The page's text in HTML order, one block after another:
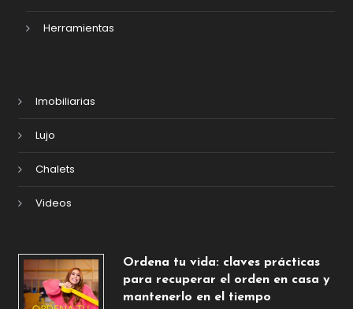
Herramientas
Imobiliarias
Lujo
Chalets
Videos
Ordena tu vida: claves prácticas
para recuperar el orden en casa y
mantenerlo en el tiempo